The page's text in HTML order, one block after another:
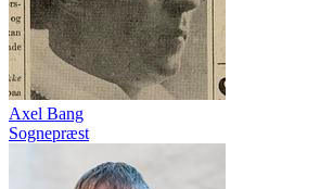
Axel Bang
Sognepræst